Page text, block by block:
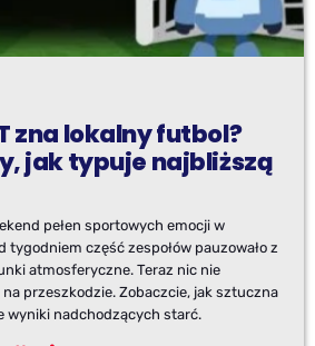
zna lokalny futbol?
jak typuje najbliższą
pełen sportowych emocji w
tygodniem część zespołów pauzowało z
atmosferyczne. Teraz nic nie
przeszkodzie. Zobaczcie, jak sztuczna
wyniki nadchodzących starć.